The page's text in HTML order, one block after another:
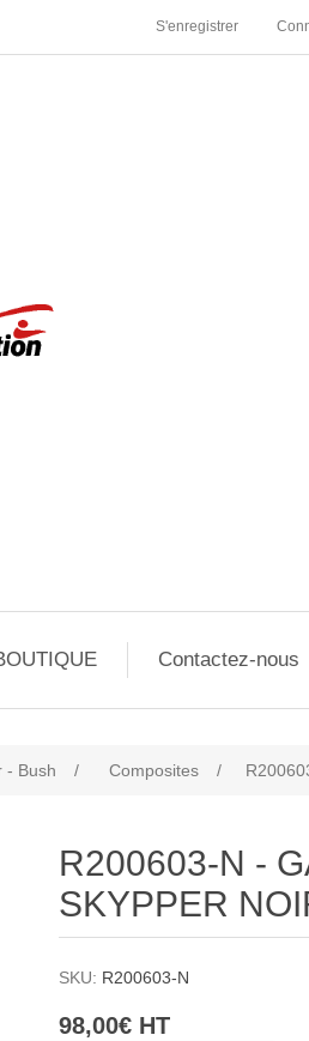
S'enregistrer
Contactez-nous
- Bush / Composites /
R200603-N -
SKYPPER
SKU: R200603-N
98,00€ HT